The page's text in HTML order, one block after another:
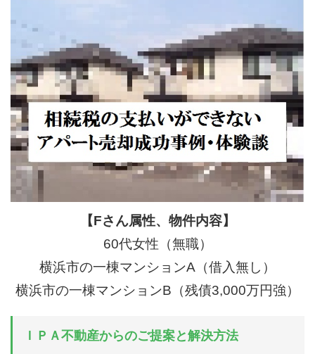
【Fさん属性、物件内容】
60代女性（無職）
横浜市の一棟マンションA（借入無し）
横浜市の一棟マンションB（残債3,000万円強）
ＩＰＡ不動産からのご提案と解決方法